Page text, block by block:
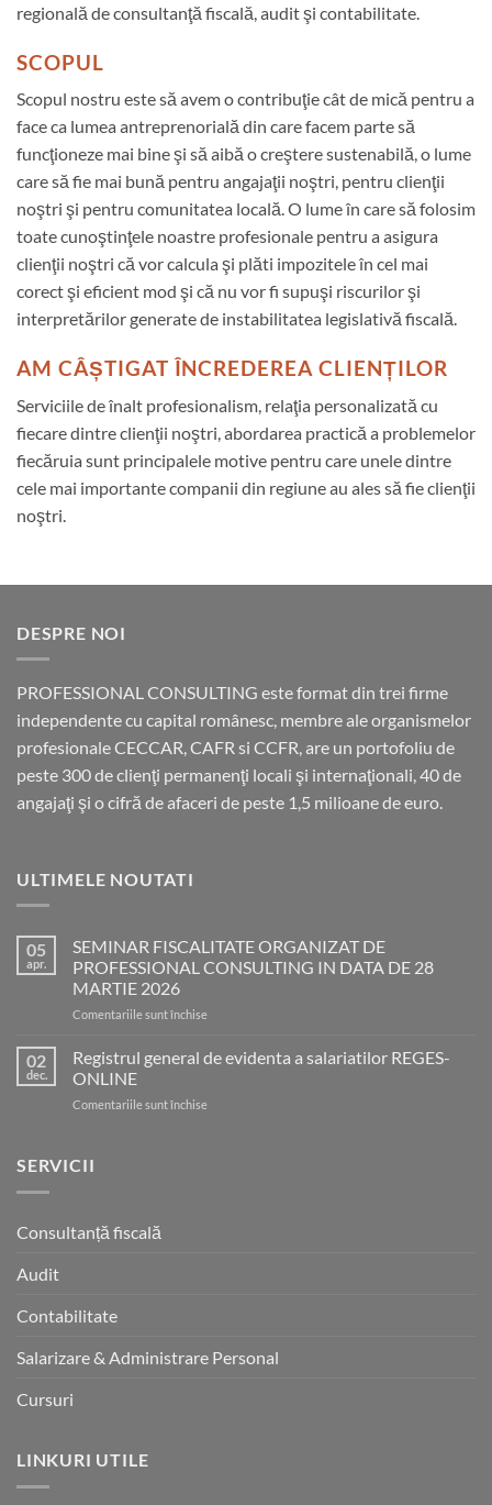
regională de consultanţă fiscală, audit şi contabilitate.
SCOPUL
Scopul nostru este să avem o contribuţie cât de mică pentru a
face ca lumea antreprenorială din care facem parte să
funcţioneze mai bine şi să aibă o creştere sustenabilă, o lume
care să fie mai bună pentru angajaţii noştri, pentru clienţii
noştri şi pentru comunitatea locală. O lume în care să folosim
toate cunoştinţele noastre profesionale pentru a asigura
clienţii noştri că vor calcula şi plăti impozitele în cel mai
corect şi eficient mod şi că nu vor fi supuşi riscurilor şi
interpretărilor generate de instabilitatea legislativă fiscală.
AM CÂȘTIGAT ÎNCREDEREA CLIENȚILOR
Serviciile de înalt profesionalism, relaţia personalizată cu
fiecare dintre clienţii noştri, abordarea practică a problemelor
fiecăruia sunt principalele motive pentru care unele dintre
cele mai importante companii din regiune au ales să fie clienţii
noştri.
DESPRE NOI
PROFESSIONAL CONSULTING este format din trei firme
independente cu capital românesc, membre ale organismelor
profesionale CECCAR, CAFR si CCFR, are un portofoliu de
peste 300 de clienţi permanenţi locali şi internaţionali, 40 de
angajaţi şi o cifră de afaceri de peste 1,5 milioane de euro.
ULTIMELE NOUTATI
05
apr.
SEMINAR FISCALITATE ORGANIZAT DE
PROFESSIONAL CONSULTING IN DATA DE 28
MARTIE 2026
Comentariile sunt închise
FISCALITATE
02
dec.
Registrul general de evidenta a salariatilor REGES-
ONLINE
Comentariile sunt închise
SERVICII
Consultanță fiscală
Audit
Contabilitate
Salarizare & Administrare Personal
Cursuri
LINKURI UTILE